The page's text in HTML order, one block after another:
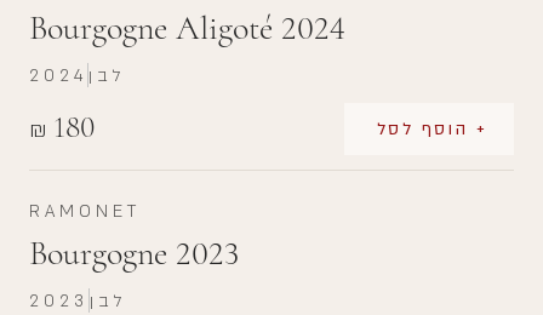
Bourgogne Aligoté 2024
₪ 180 + הוסף לסל
2024 לבן
RAMONET
Bourgogne 2023
2023 לבן